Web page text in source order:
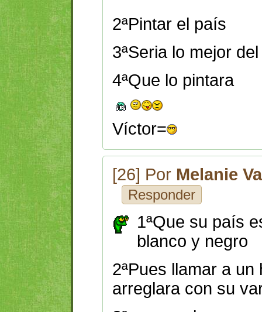
2ªPintar el país
3ªSeria lo mejor
4ªQue lo pintara
Víctor=
[26] Por Melanie
Responder
1ªQue su país
blanco y negro
2ªPues llamar a
arreglara con su